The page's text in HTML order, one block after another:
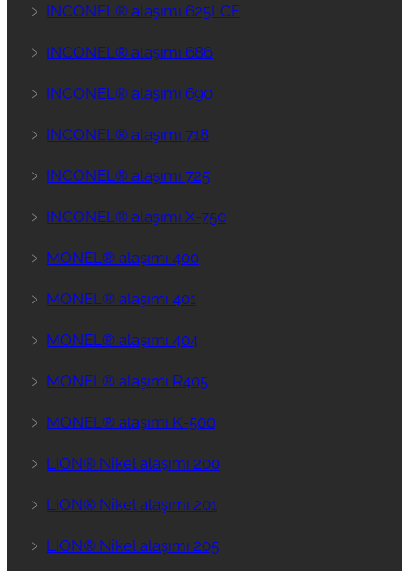
﹥ INCONEL® alaşımı 625LCF
﹥ INCONEL® alaşımı 686
﹥ INCONEL® alaşımı 690
﹥ INCONEL® alaşımı 718
﹥ INCONEL® alaşımı 725
﹥ INCONEL® alaşımı X-750
﹥ MONEL® alaşımı 400
﹥ MONEL® alaşımı 401
﹥ MONEL® alaşımı 404
﹥ MONEL® alaşımı R405
﹥ MONEL® alaşımı K-500
﹥ LION® Nikel alaşımı 200
﹥ LION® Nikel alaşımı 201
﹥ LION® Nikel alaşımı 205